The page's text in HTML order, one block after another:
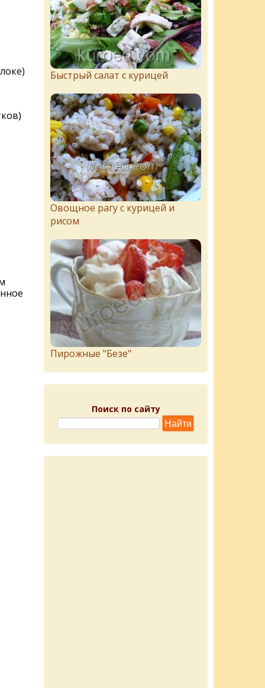
Быстрый салат с курицей
Овощное рагу с курицей и
рисом
Пирожныe "Бeзe"
Поиск по сайту